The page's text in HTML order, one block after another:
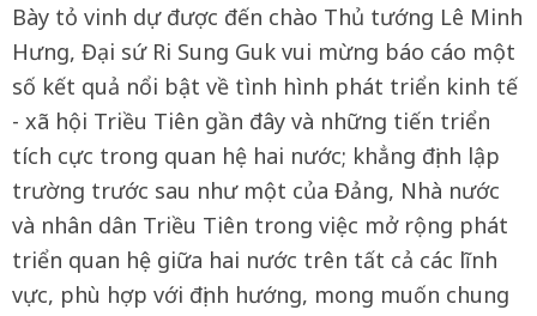
Bày tỏ vinh dự được đến chào Thủ tướng Lê Minh
Hưng, Đại sứ Ri Sung Guk vui mừng báo cáo một
số kết quả nổi bật về tình hình phát triển kinh tế
- xã hội Triều Tiên gần đây và những tiến triển
tích cực trong quan hệ hai nước; khẳng định lập
trường trước sau như một của Đảng, Nhà nước
và nhân dân Triều Tiên trong việc mở rộng phát
triển quan hệ giữa hai nước trên tất cả các lĩnh
vực, phù hợp với định hướng, mong muốn chung